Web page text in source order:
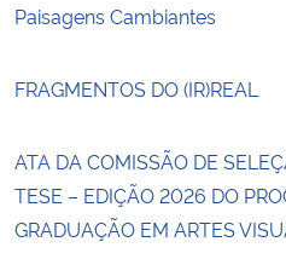
Paisagens Cambiantes
FRAGMENTOS DO (IR)REAL
ATA DA COMISSÃO DE
TESE – EDIÇÃO 2026 DO
GRADUAÇÃO EM ARTES